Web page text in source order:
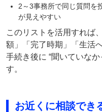
2～3事務所で同じ質問を
が見えやすい
このリストを活用すれば
額」「完了時期」「生活
手続き後に “聞いていな
す。
お近くに相談でき